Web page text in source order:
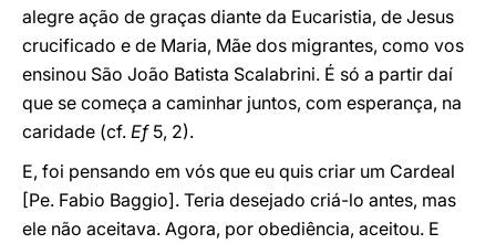
alegre ação de graças diante da Eucaristia, de Jesus
crucificado e de Maria, Mãe dos migrantes, como vos
ensinou São João Batista Scalabrini. É só a partir daí
que se começa a caminhar juntos, com esperança, na
caridade (cf. Ef5, 2).
E, foi pensando em vós que eu quis criar um Cardeal
[Pe. Fabio Baggio]. Teria desejado criá-lo antes, mas
ele não aceitava. Agora, por obediência, aceitou. E